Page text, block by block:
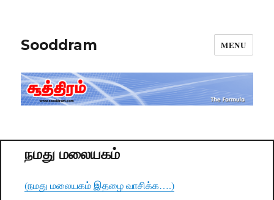
Sooddram MENU
நமது மலையகம்
(நமது மலையகம் இதழை வாசிக்க….)